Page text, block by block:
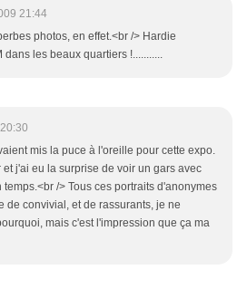
21:44
photos, en effet.<br /> Hardie
dans les beaux quartiers !...........
mis la puce à l'oreille pour cette expo.
j'ai eu la surprise de voir un gars avec
/> Tous ces portraits d'anonymes
de convivial, et de rassurants, je ne
mais c'est l'impression que ça ma